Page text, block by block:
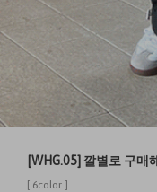
[WHG.05] 깔별로 구매
[ 6color ]